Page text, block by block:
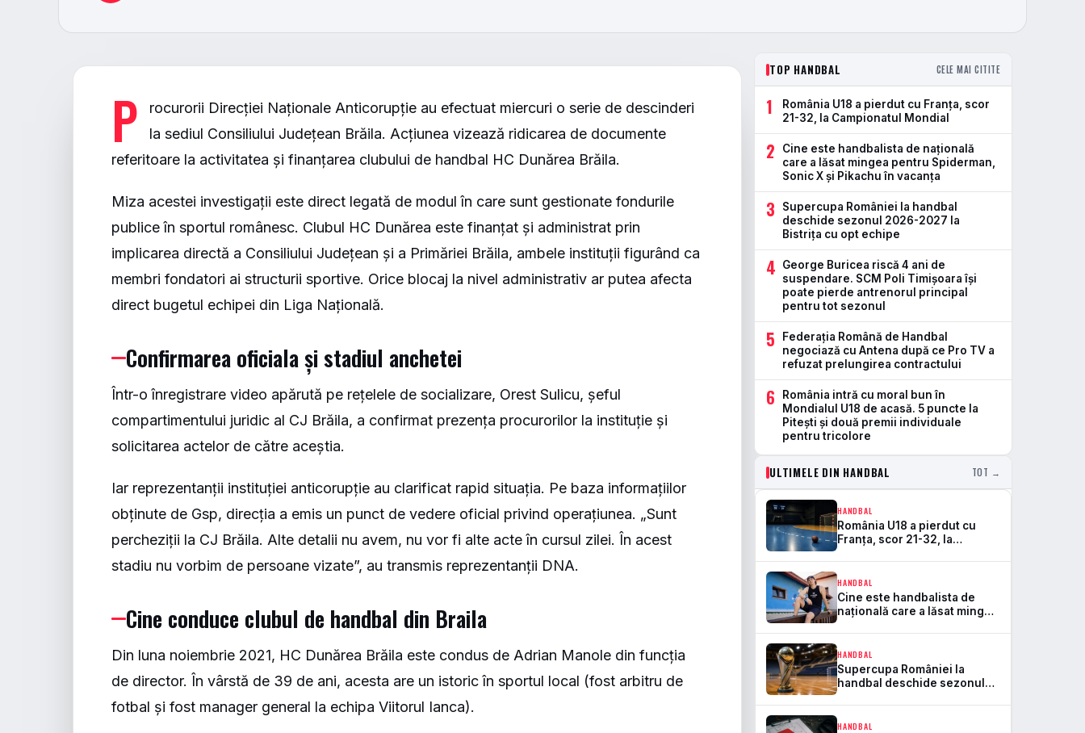
P
rocurorii Direcției Naționale Anticorupție au efectuat miercuri o serie de descinderi
la sediul Consiliului Județean Brăila. Acțiunea vizează ridicarea de documente
referitoare la activitatea și finanțarea clubului de handbal HC Dunărea Brăila.
Miza acestei investigații este direct legată de modul în care sunt gestionate fondurile
publice în sportul românesc. Clubul HC Dunărea este finanțat și administrat prin
implicarea directă a Consiliului Județean și a Primăriei Brăila, ambele instituții figurând ca
membri fondatori ai structurii sportive. Orice blocaj la nivel administrativ ar putea afecta
direct bugetul echipei din Liga Națională.
Confirmarea oficiala și stadiul anchetei
Într-o înregistrare video apărută pe rețelele de socializare, Orest Sulicu, șeful
compartimentului juridic al CJ Brăila, a confirmat prezența procurorilor la instituție și
solicitarea actelor de către aceștia.
Iar reprezentanții instituției anticorupție au clarificat rapid situația. Pe baza informațiilor
obținute de Gsp, direcția a emis un punct de vedere oficial privind operațiunea. „Sunt
percheziții la CJ Brăila. Alte detalii nu avem, nu vor fi alte acte în cursul zilei. În acest
stadiu nu vorbim de persoane vizate”, au transmis reprezentanții DNA.
Cine conduce clubul de handbal din Braila
Din luna noiembrie 2021, HC Dunărea Brăila este condus de Adrian Manole din funcția
de director. În vârstă de 39 de ani, acesta are un istoric în sportul local (fost arbitru de
fotbal și fost manager general la echipa Viitorul Ianca).
TOP HANDBAL CELE MAI CITITE
1
România U18 a pierdut cu Franța, scor
21-32, la Campionatul Mondial
2
Cine este handbalista de națională
care a lăsat mingea pentru Spiderman,
Sonic X și Pikachu în vacanța
3
Supercupa României la handbal
deschide sezonul 2026-2027 la
Bistrița cu opt echipe
4
George Buricea riscă 4 ani de
suspendare. SCM Poli Timișoara își
poate pierde antrenorul principal
pentru tot sezonul
5
Federația Română de Handbal
negociază cu Antena după ce Pro TV a
refuzat prelungirea contractului
6
România intră cu moral bun în
Mondialul U18 de acasă. 5 puncte la
Pitești și două premii individuale
pentru tricolore
ULTIMELE DIN HANDBAL TOT →
HANDBAL
România U18 a pierdut cu
Franța, scor 21-32, la
HANDBAL
Cine este handbalista de
națională care a lăsat mingea
Pikachu în vacanța
HANDBAL
Supercupa României la
handbal deschide sezonul
echipe
HANDBAL